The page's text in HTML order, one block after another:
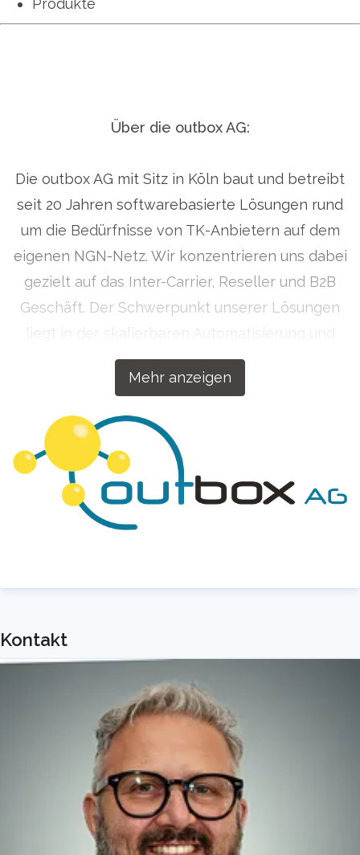
Über die outbox AG:
Die outbox AG mit Sitz in Köln baut und betreibt
seit 20 Jahren softwarebasierte Lösungen rund
um die Bedürfnisse von TK-Anbietern auf dem
eigenen NGN-Netz. Wir konzentrieren uns dabei
gezielt auf das Inter-Carrier, Reseller und B2B
Geschäft. Der Schwerpunkt unserer Lösungen
liegt in der skalierbaren Automatisierung und
Bedienerfreundlichkeit.
Der intensive Fokus auf Voice-over-IP-Produkte im
Wholesale-Bereich machte die outbox AG schnell zu
einem Spezialisten auf diesem Gebiet. Durch die
kontinuierliche Weiterentwicklung der Produkte und
Services bietet die outbox AG auch Voice-over-IP-
Lösungen für Unternehmen an. Die Produktpalette der
outbox AG umfasst zusätzlich die Bereitstellung von
Rufnummern aus allen 5204 deutschen
Vorwahlgebieten auf der eigenen Portierungskennung
als Drehscheibe für alle Anforderungen am
Portierung bis hin zu Telefonbucheintragung
und TR-Notruf 2.0 ist alles abgebildet. Die
Carrier Grade Voice-Plattform transportiert
zuverlässig mehrere Milliarden Minuten pro Jahr
und skaliert dynamisch mit dem Wachstum der
Kunden: Alle Vorleistungsprodukte für die
Mehr anzeigen
Kontakt